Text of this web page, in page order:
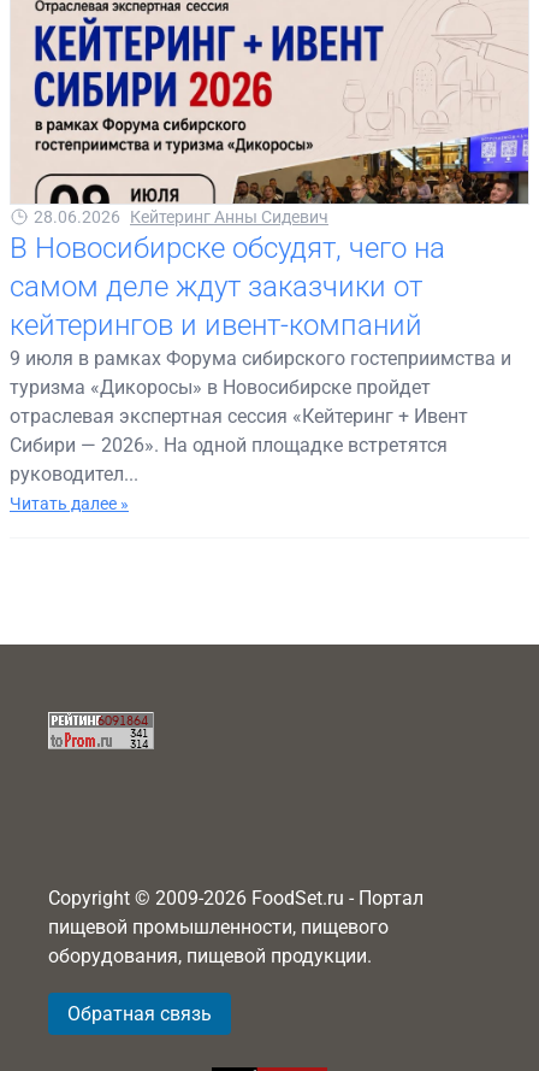
28.06.2026 Кейтеринг Анны Сидевич
В Новосибирске обсудят, чего на
самом деле ждут заказчики от
кейтерингов и ивент-компаний
9 июля в рамках Форума сибирского гостеприимства и
туризма «Дикоросы» в Новосибирске пройдет
отраслевая экспертная сессия «Кейтеринг + Ивент
Сибири — 2026». На одной площадке встретятся
руководител...
Читать далее »
Copyright © 2009-2026 FoodSet.ru - Портал
пищевой промышленности, пищевого
оборудования, пищевой продукции.
Обратная связь